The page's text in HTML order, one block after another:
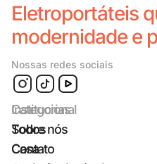
Eletroportáteis
modernidade e
Nossas redes sociais
Categorias
Todos
Casa
Institucional
Sobre nós
Contato